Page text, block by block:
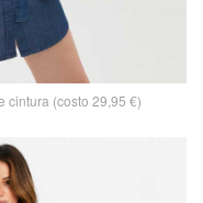
cintura (costo 29,95 €)